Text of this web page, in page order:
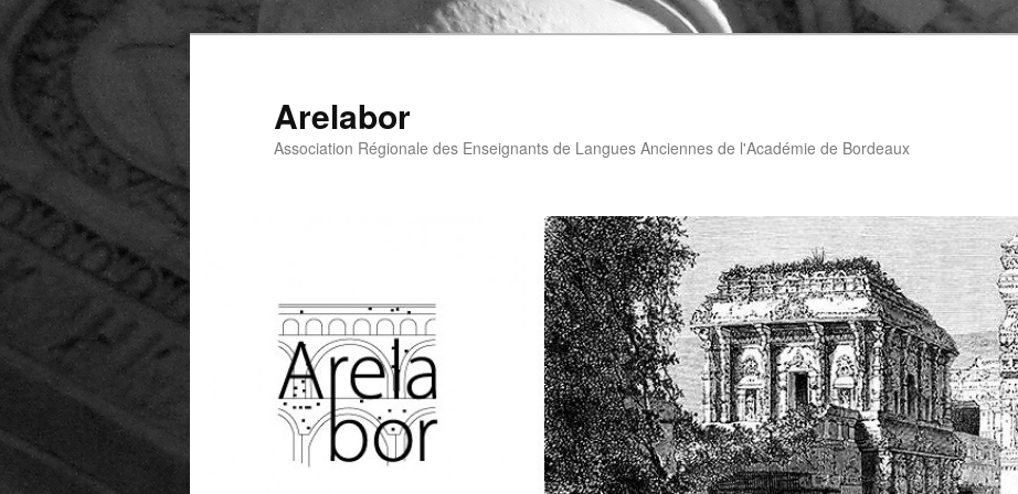
Arelabor
Association Régionale des Enseignants de Langues Anciennes de l'Académie de Bordeaux